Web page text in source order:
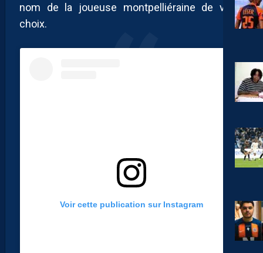
nom de la joueuse montpelliéraine de votre
choix.
Voir cette publication sur Instagram